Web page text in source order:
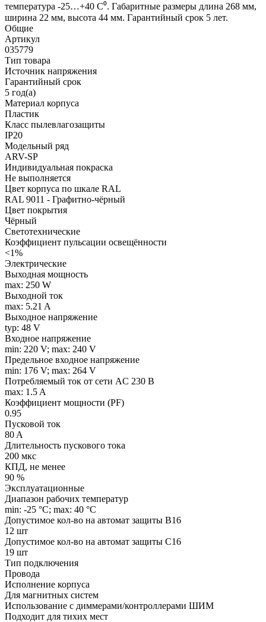
температура -25…+40 C⁰. Габаритные размеры длина 268 мм,
ширина 22 мм, высота 44 мм. Гарантийный срок 5 лет.
Общие
Артикул
035779
Тип товара
Источник напряжения
Гарантийный срок
5 год(а)
Материал корпуса
Пластик
Класс пылевлагозащиты
IP20
Модельный ряд
ARV-SP
Индивидуальная покраска
Не выполняется
Цвет корпуса по шкале RAL
RAL 9011 - Графитно-чёрный
Цвет покрытия
Чёрный
Светотехнические
Коэффициент пульсации освещённости
<1%
Электрические
Выходная мощность
max: 250 W
Выходной ток
max: 5.21 A
Выходное напряжение
typ: 48 V
Входное напряжение
min: 220 V; max: 240 V
Предельное входное напряжение
min: 176 V; max: 264 V
Потребляемый ток от сети AC 230 В
max: 1.5 A
Коэффициент мощности (PF)
0.95
Пусковой ток
80 A
Длительность пускового тока
200 мкс
КПД, не менее
90 %
Эксплуатационные
Диапазон рабочих температур
min: -25 °C; max: 40 °C
Допустимое кол-во на автомат защиты B16
12 шт
Допустимое кол-во на автомат защиты C16
19 шт
Тип подключения
Провода
Исполнение корпуса
Для магнитных систем
Использование с диммерами/контроллерами ШИМ
Подходит для тихих мест